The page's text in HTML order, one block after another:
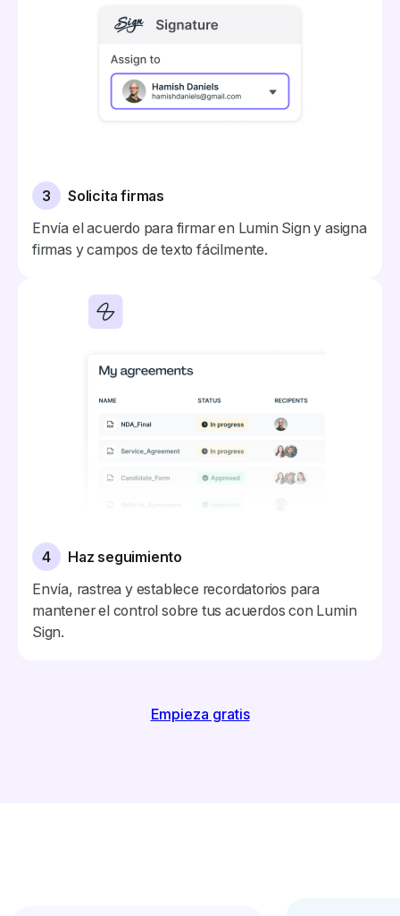
3
Solicita firmas
Envía el acuerdo para firmar en Lumin Sign y asigna
firmas y campos de texto fácilmente.
4
Haz seguimiento
Envía, rastrea y establece recordatorios para
mantener el control sobre tus acuerdos con Lumin
Sign.
Empieza gratis